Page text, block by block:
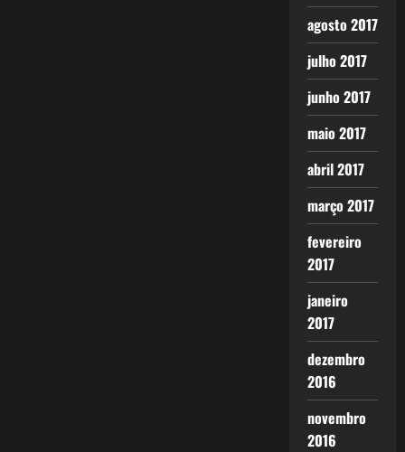
agosto 2017
julho 2017
junho 2017
maio 2017
abril 2017
março 2017
fevereiro
2017
janeiro
2017
dezembro
2016
novembro
2016